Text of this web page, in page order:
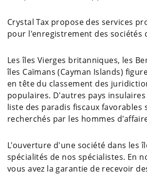
Crystal Tax propose des services
pour l'enregistrement des sociétés
Les îles Vierges britanniques, les
îles Caïmans (Cayman Islands)
en tête du classement des
populaires. D'autres pays
liste des paradis fiscaux favorables
recherchés par les hommes
L'ouverture d'une société dans les
spécialités de nos spécialistes. En
vous avez la garantie de recevoir